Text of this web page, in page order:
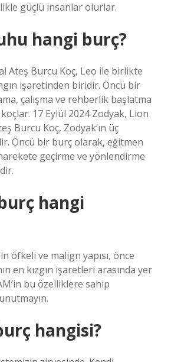
güçlü insanlar olurlar.
hangi burç?
Ateş Burcu Koç, Leo ile birlikte
işaretinden biridir. Öncü bir
çalışma ve rehberlik başlatma
17 Eylül 2024 Zodyak, Lion
Burcu Koç, Zodyak’ın üç
Öncü bir burç olarak, eğitmen
geçirme ve yönlendirme
hangi
öfkeli ve malign yapısı, önce
en kızgın işaretleri arasında yer
bu özelliklere sahip
hangisi?